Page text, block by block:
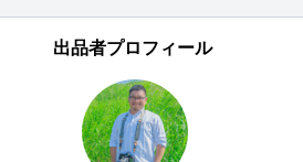
出品者プロフィール